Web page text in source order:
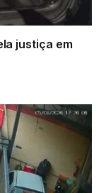
justiça em